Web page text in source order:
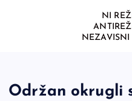
NI
Održan okrugli